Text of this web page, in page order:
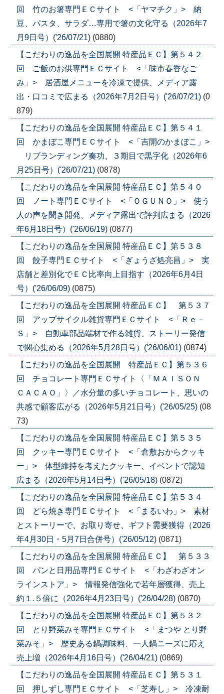
回 竹のお箸専門ＥＣサイト <「ヤマチク」> 納
豆、パスタ、サラダ…専用で箸の文化守る（2026年7
月9日号）('26/07/21) (0880)
【こだわりの逸品を全国展開 特産品ＥＣ】第５４２
回 ご飯のお供専門ＥＣサイト <「味市春香なご
み」> 居酒屋メニューを冷凍で提供、メディア露
出・口コミで広まる（2026年7月2日号）('26/07/21) (0
879)
【こだわりの逸品を全国展開 特産品ＥＣ】第５４１
回 かまぼこ専門ＥＣサイト <「吉開のかまぼこ」>
リブランディング奏功、３期目で黒字化（2026年6
月25日号）('26/07/21) (0878)
【こだわりの逸品を全国展開 特産品ＥＣ】第５４０
回 ノート専門ＥＣサイト <「ＯＧＵＮＯ」> 使う
人の声を聞き開発、メディア露出で評判広まる（2026
年6月18日号）('26/06/19) (0877)
【こだわりの逸品を全国展開 特産品ＥＣ】第５３８
回 餃子専門ＥＣサイト <「ぎょうざ処亮昌」> 実
店舗と差別化でＥＣ比率向上目指す（2026年6月4日
号）('26/06/09) (0875)
【こだわりの逸品を全国展開 特産品ＥＣ】 第５３７
回 アップサイクル雑貨専門ＥＣサイト <「Ｒｅ－
Ｓ」> 自動車部品端材で作る雑貨、ストーリー発信
で関心集める（2026年5月28日号）('26/06/01) (0874)
【こだわりの逸品を全国展開 特産品ＥＣ】第５３６
回 チョコレート専門ＥＣサイト〈「ＭＡＩＳＯＮ
ＣＡＣＡＯ」〉／水分量の多いチョコレート、思いの
共感で顧客広がる（2026年5月21日号）('26/05/25) (08
73)
【こだわりの逸品を全国展開 特産品ＥＣ】第５３５
回 クッキー専門ＥＣサイト <「倉敷おからクッキ
ー」> 体型維持を考えたクッキー、イベントで認知
広まる（2026年5月14日号）('26/05/18) (0872)
【こだわりの逸品を全国展開 特産品ＥＣ】第５３４
回 どら焼き専門ＥＣサイト <「まるいわ」> 素材
とストーリーで、お取り寄せ、ギフト需要獲得（2026
年4月30日・5月7日合併号）('26/05/12) (0871)
【こだわりの逸品を全国展開 特産品ＥＣ】 第５３３
回 パンと日用品専門ＥＣサイト <「わざわざオン
ラインストア」> 情報発信強化で若年層獲得、売上
約１.５倍に（2026年4月23日号）('26/04/28) (0870)
【こだわりの逸品を全国展開 特産品ＥＣ】第５３２
回 とり野菜みそ専門ＥＣサイト <「まつや とり野
菜みそ」> 歴史ある鍋調味料、一人鍋ニーズに応え
売上増（2026年4月16日号）('26/04/21) (0869)
【こだわりの逸品を全国展開 特産品ＥＣ】第５３１
回 押しずし専門ＥＣサイト <「芝寿し」> 冷凍耐